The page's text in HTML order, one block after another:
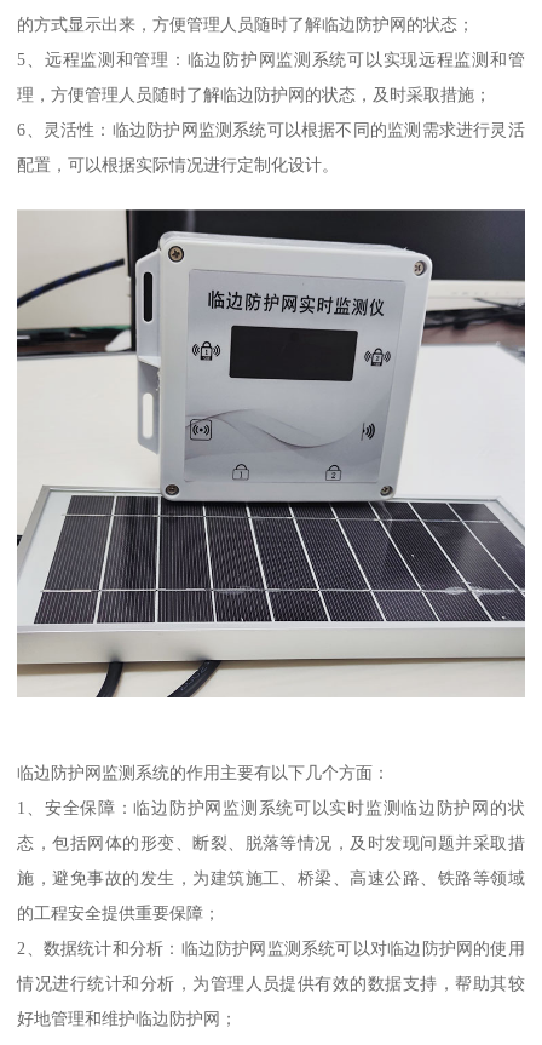
的方式显示出来，方便管理人员随时了解临边防护网的状态；
5、远程监测和管理：临边防护网监测系统可以实现远程监测和管
理，方便管理人员随时了解临边防护网的状态，及时采取措施；
6、灵活性：临边防护网监测系统可以根据不同的监测需求进行灵活
配置，可以根据实际情况进行定制化设计。
临边防护网监测系统的作用主要有以下几个方面：
1、安全保障：临边防护网监测系统可以实时监测临边防护网的状
态，包括网体的形变、断裂、脱落等情况，及时发现问题并采取措
施，避免事故的发生，为建筑施工、桥梁、高速公路、铁路等领域
的工程安全提供重要保障；
2、数据统计和分析：临边防护网监测系统可以对临边防护网的使用
情况进行统计和分析，为管理人员提供有效的数据支持，帮助其较
好地管理和维护临边防护网；